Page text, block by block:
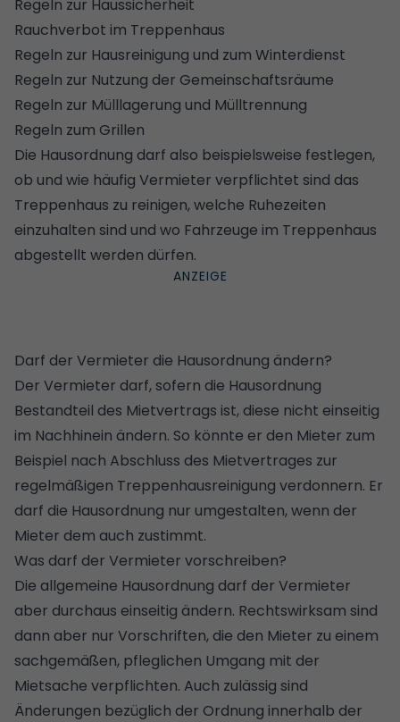
Regeln zur Haussicherheit
Rauchverbot im Treppenhaus
Regeln zur Hausreinigung und zum Winterdienst
Regeln zur Nutzung der Gemeinschaftsräume
Regeln zur Mülllagerung und Mülltrennung
Regeln zum Grillen
Die Hausordnung darf also beispielsweise festlegen,
ob und wie häufig Vermieter verpflichtet sind das
Treppenhaus zu reinigen, welche Ruhezeiten
einzuhalten sind und wo Fahrzeuge im Treppenhaus
abgestellt werden dürfen.
Darf der Vermieter die Hausordnung ändern?
Der Vermieter darf, sofern die Hausordnung
Bestandteil des Mietvertrags ist, diese nicht einseitig
im Nachhinein ändern. So könnte er den Mieter zum
Beispiel nach Abschluss des Mietvertrages zur
regelmäßigen Treppenhausreinigung verdonnern. Er
darf die Hausordnung nur umgestalten, wenn der
Mieter dem auch zustimmt.
Was darf der Vermieter vorschreiben?
Die allgemeine Hausordnung darf der Vermieter
aber durchaus einseitig ändern. Rechtswirksam sind
dann aber nur Vorschriften, die den Mieter zu einem
sachgemäßen, pfleglichen Umgang mit der
Mietsache verpflichten. Auch zulässig sind
Änderungen bezüglich der Ordnung innerhalb der